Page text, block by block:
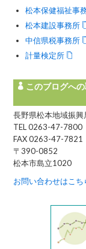
松本保健福祉事
松本建設事務所
中信県税事務所
計量検定所
このブログへ
長野県松本地域振
TEL 0263-47-7800
FAX 0263-47-7821
〒390-0852
松本市島立1020
お問い合わせはこち